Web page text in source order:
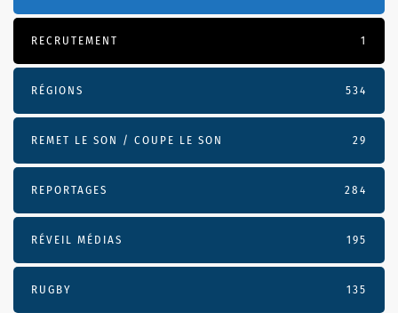
RECRUTEMENT 1
RÉGIONS 534
REMET LE SON / COUPE LE SON 29
REPORTAGES 284
RÉVEIL MÉDIAS 195
RUGBY 135